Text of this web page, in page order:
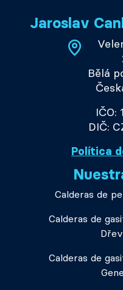
Jaroslav
Bělá
IČO:
DIČ:
Política
Calderas de
Calderas de
Calderas de